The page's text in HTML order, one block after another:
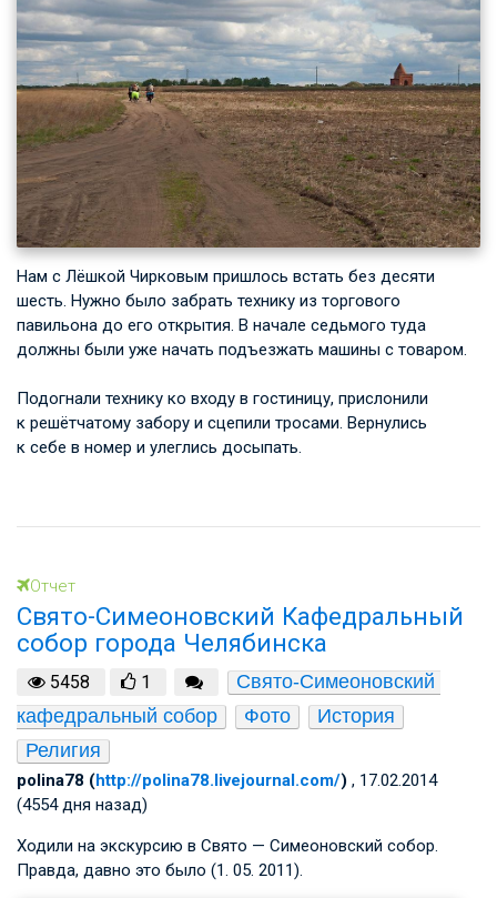
Нам с Лёшкой Чирковым пришлось встать без десяти
шесть. Нужно было забрать технику из торгового
павильона до его открытия. В начале седьмого туда
должны были уже начать подъезжать машины с товаром.
Подогнали технику ко входу в гостиницу, прислонили
к решётчатому забору и сцепили тросами. Вернулись
к себе в номер и улеглись досыпать.
Отчет
Свято-Симеоновский Кафедральный
собор города Челябинска
5458 1
Свято-Симеоновский
кафедральный собор
Фото
История
Религия
polina78 (http://polina78.livejournal.com/) , 17.02.2014
(4554 дня назад)
Ходили на экскурсию в Свято — Симеоновский собор.
Правда, давно это было (1. 05. 2011).